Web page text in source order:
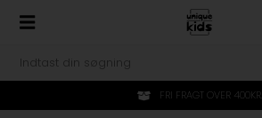
FRI FRAGT OVER 400KR.